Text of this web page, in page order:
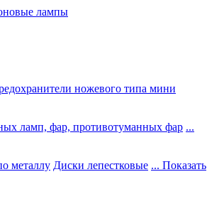
лампы
ножевого типа мини
ламп, фар, противотуманных фар ...
металлу Диски лепестковые ... Показать